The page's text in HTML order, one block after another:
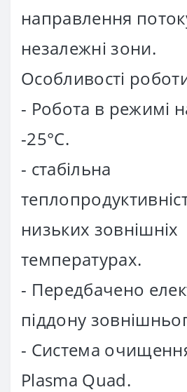
направлення
незалежні зони.
Особливості
- Робота в режимі
-25°С.
- стабільна
низьких зовнішніх
температурах.
- Передбачено
піддону
- Система
Plasma Quad.